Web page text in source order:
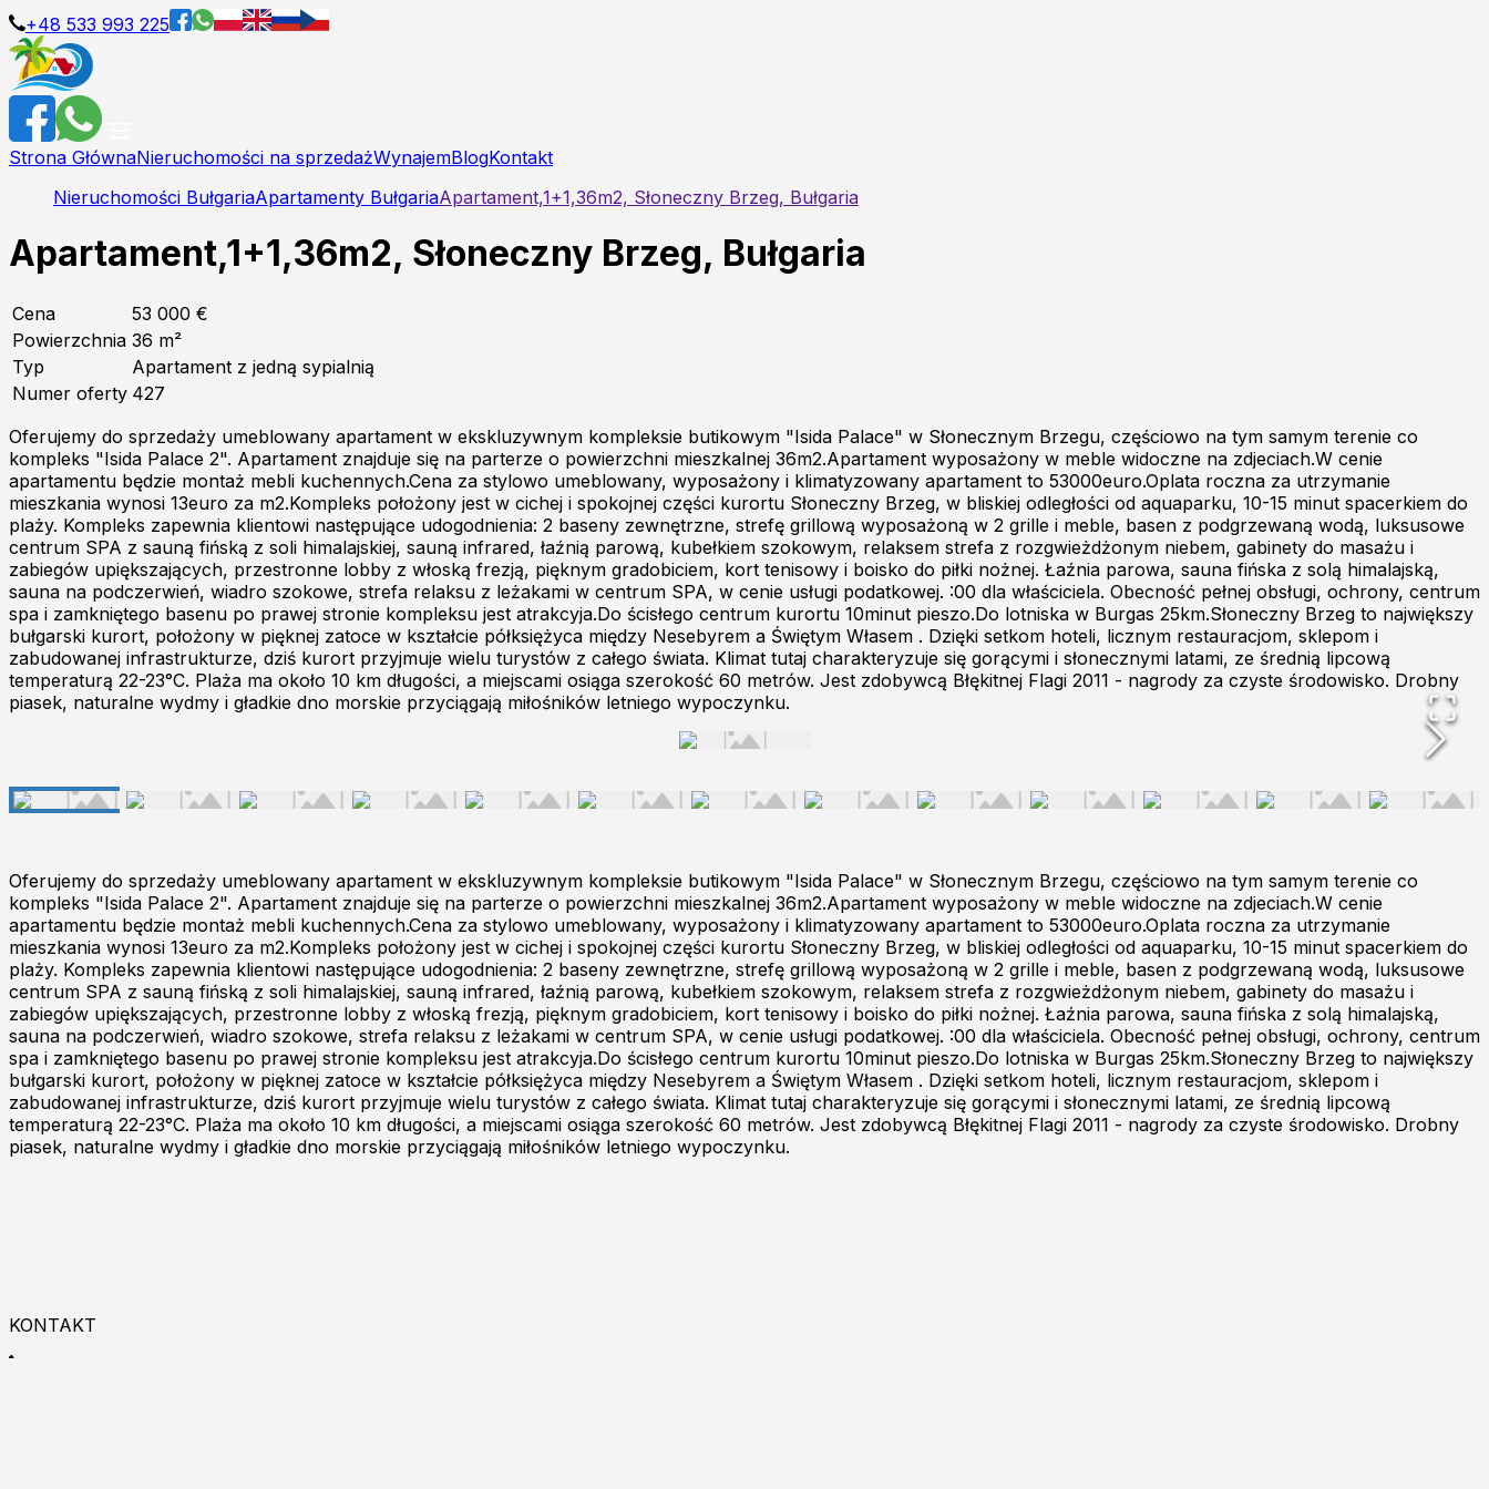
+48 533 993 225
Strona GłównaNieruchomości na sprzedażWynajemBlogKontakt
Nieruchomości BułgariaApartamenty BułgariaApartament,1+1,36m2, Słoneczny Brzeg, Bułgaria
Apartament,1+1,36m2, Słoneczny Brzeg, Bułgaria
Cena
53 000 €
Powierzchnia 36 m²
Typ
Apartament z jedną sypialnią
Numer oferty 427
Oferujemy do sprzedaży umeblowany apartament w ekskluzywnym kompleksie butikowym "Isida Palace" w Słonecznym Brzegu, częściowo na tym samym terenie co
kompleks "Isida Palace 2". Apartament znajduje się na parterze o powierzchni mieszkalnej 36m2.Apartament wyposażony w meble widoczne na zdjeciach.W cenie
apartamentu będzie montaż mebli kuchennych.Cena za stylowo umeblowany, wyposażony i klimatyzowany apartament to 53000euro.Oplata roczna za utrzymanie
mieszkania wynosi 13euro za m2.Kompleks położony jest w cichej i spokojnej części kurortu Słoneczny Brzeg, w bliskiej odległości od aquaparku, 10-15 minut spacerkiem do
plaży. Kompleks zapewnia klientowi następujące udogodnienia: 2 baseny zewnętrzne, strefę grillową wyposażoną w 2 grille i meble, basen z podgrzewaną wodą, luksusowe
centrum SPA z sauną fińską z soli himalajskiej, sauną infrared, łaźnią parową, kubełkiem szokowym, relaksem strefa z rozgwieżdżonym niebem, gabinety do masażu i
zabiegów upiększających, przestronne lobby z włoską frezją, pięknym gradobiciem, kort tenisowy i boisko do piłki nożnej. Łaźnia parowa, sauna fińska z solą himalajską,
sauna na podczerwień, wiadro szokowe, strefa relaksu z leżakami w centrum SPA, w cenie usługi podatkowej. :00 dla właściciela. Obecność pełnej obsługi, ochrony, centrum
spa i zamkniętego basenu po prawej stronie kompleksu jest atrakcyja.Do ścisłego centrum kurortu 10minut pieszo.Do lotniska w Burgas 25km.Słoneczny Brzeg to największy
bułgarski kurort, położony w pięknej zatoce w kształcie półksiężyca między Nesebyrem a Świętym Własem . Dzięki setkom hoteli, licznym restauracjom, sklepom i
zabudowanej infrastrukturze, dziś kurort przyjmuje wielu turystów z całego świata. Klimat tutaj charakteryzuje się gorącymi i słonecznymi latami, ze średnią lipcową
temperaturą 22-23°C. Plaża ma około 10 km długości, a miejscami osiąga szerokość 60 metrów. Jest zdobywcą Błękitnej Flagi 2011 - nagrody za czyste środowisko. Drobny
piasek, naturalne wydmy i gładkie dno morskie przyciągają miłośników letniego wypoczynku.
Oferujemy do sprzedaży umeblowany apartament w ekskluzywnym kompleksie butikowym "Isida Palace" w Słonecznym Brzegu, częściowo na tym samym terenie co
kompleks "Isida Palace 2". Apartament znajduje się na parterze o powierzchni mieszkalnej 36m2.Apartament wyposażony w meble widoczne na zdjeciach.W cenie
apartamentu będzie montaż mebli kuchennych.Cena za stylowo umeblowany, wyposażony i klimatyzowany apartament to 53000euro.Oplata roczna za utrzymanie
mieszkania wynosi 13euro za m2.Kompleks położony jest w cichej i spokojnej części kurortu Słoneczny Brzeg, w bliskiej odległości od aquaparku, 10-15 minut spacerkiem do
plaży. Kompleks zapewnia klientowi następujące udogodnienia: 2 baseny zewnętrzne, strefę grillową wyposażoną w 2 grille i meble, basen z podgrzewaną wodą, luksusowe
centrum SPA z sauną fińską z soli himalajskiej, sauną infrared, łaźnią parową, kubełkiem szokowym, relaksem strefa z rozgwieżdżonym niebem, gabinety do masażu i
zabiegów upiększających, przestronne lobby z włoską frezją, pięknym gradobiciem, kort tenisowy i boisko do piłki nożnej. Łaźnia parowa, sauna fińska z solą himalajską,
sauna na podczerwień, wiadro szokowe, strefa relaksu z leżakami w centrum SPA, w cenie usługi podatkowej. :00 dla właściciela. Obecność pełnej obsługi, ochrony, centrum
spa i zamkniętego basenu po prawej stronie kompleksu jest atrakcyja.Do ścisłego centrum kurortu 10minut pieszo.Do lotniska w Burgas 25km.Słoneczny Brzeg to największy
bułgarski kurort, położony w pięknej zatoce w kształcie półksiężyca między Nesebyrem a Świętym Własem . Dzięki setkom hoteli, licznym restauracjom, sklepom i
zabudowanej infrastrukturze, dziś kurort przyjmuje wielu turystów z całego świata. Klimat tutaj charakteryzuje się gorącymi i słonecznymi latami, ze średnią lipcową
temperaturą 22-23°C. Plaża ma około 10 km długości, a miejscami osiąga szerokość 60 metrów. Jest zdobywcą Błękitnej Flagi 2011 - nagrody za czyste środowisko. Drobny
piasek, naturalne wydmy i gładkie dno morskie przyciągają miłośników letniego wypoczynku.
KONTAKT